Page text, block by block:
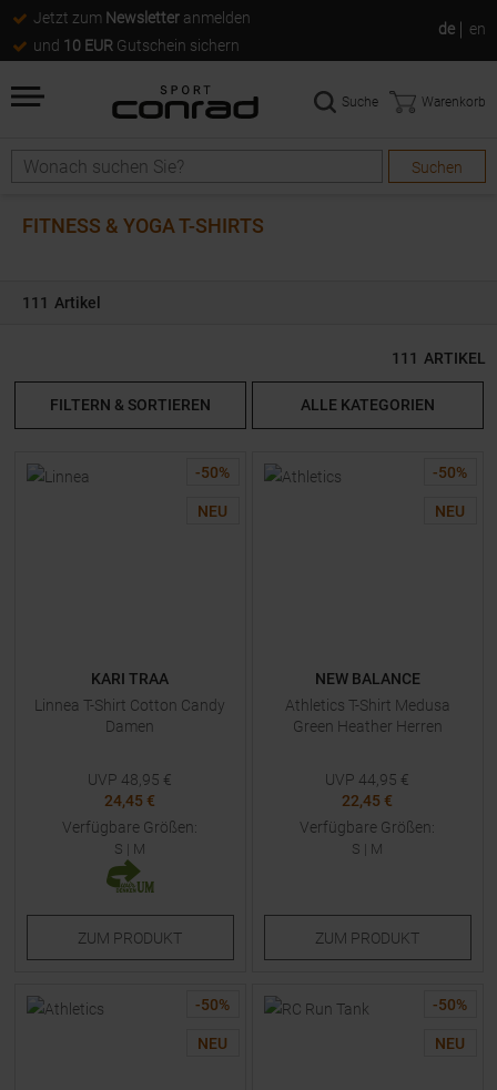
Jetzt zum Newsletter anmelden
und 10 EUR Gutschein sichern
de en
Suche
Suchen
Suche Warenkorb
FITNESS & YOGA T-SHIRTS
111 Artikel
111 ARTIKEL
FILTERN & SORTIEREN ALLE KATEGORIEN
-50%
NEU
KARI TRAA
Linnea T-Shirt Cotton Candy
Damen
UVP 48,95 €
24,45 €
Verfügbare Größen:
S | M
ZUM PRODUKT
-50%
NEU
NEW BALANCE
Athletics T-Shirt Medusa
Green Heather Herren
UVP 44,95 €
22,45 €
Verfügbare Größen:
S | M
ZUM PRODUKT
-50%
NEU
-50%
NEU